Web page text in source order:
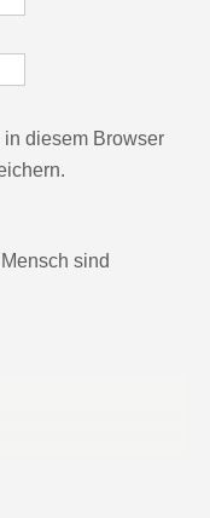
diesem Browser
sind